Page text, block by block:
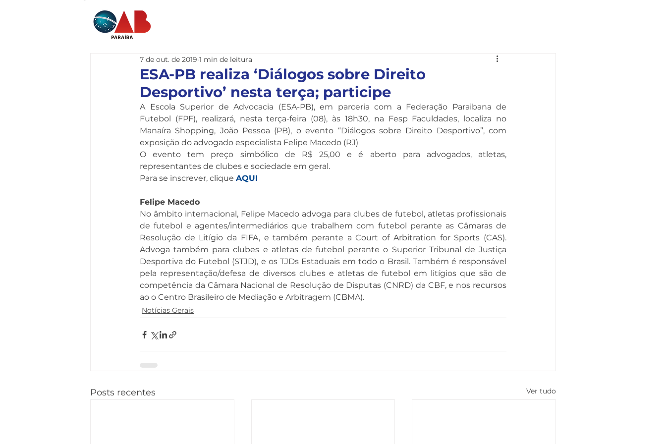
ESA-PB realiza ‘Diálogos sobre Direito
Desportivo’ nesta terça; participe
7 de out. de 2019 1 min de leitura
A Escola Superior de Advocacia (ESA-PB), em parceria com a Federação Paraibana de
Futebol (FPF), realizará, nesta terça-feira (08), às 18h30, na Fesp Faculdades, localiza no
Manaíra Shopping, João Pessoa (PB), o evento “Diálogos sobre Direito Desportivo”, com
exposição do advogado especialista Felipe Macedo (RJ)
O evento tem preço simbólico de R$ 25,00 e é aberto para advogados, atletas,
representantes de clubes e sociedade em geral.
Para se inscrever, clique AQUI
Felipe Macedo
No âmbito internacional, Felipe Macedo advoga para clubes de futebol, atletas profissionais
de futebol e agentes/intermediários que trabalhem com futebol perante as Câmaras de
Resolução de Litígio da FIFA, e também perante a Court of Arbitration for Sports (CAS).
Advoga também para clubes e atletas de futebol perante o Superior Tribunal de Justiça
Desportiva do Futebol (STJD), e os TJDs Estaduais em todo o Brasil. Também é responsável
pela representação/defesa de diversos clubes e atletas de futebol em litígios que são de
competência da Câmara Nacional de Resolução de Disputas (CNRD) da CBF, e nos recursos
ao o Centro Brasileiro de Mediação e Arbitragem (CBMA).
Notícias Gerais
Posts recentes Ver tudo